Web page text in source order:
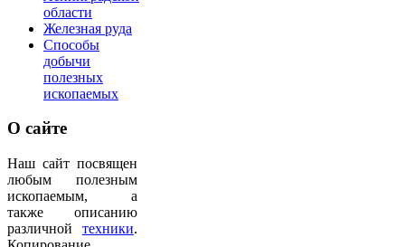
области
Железная руда
Способы
добычи
полезных
ископаемых
О сайте
Наш сайт посвящен
любым полезным
ископаемым, а
также описанию
различной техники.